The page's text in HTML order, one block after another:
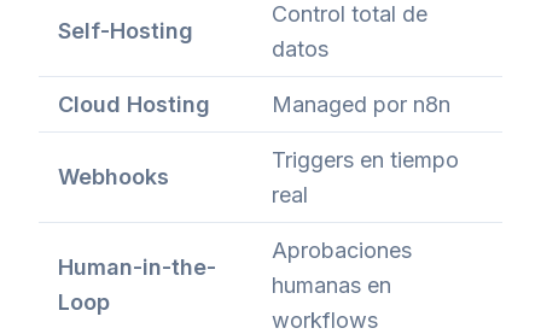
Self-Hosting
Control total de
datos
Cloud Hosting Managed por n8n
Webhooks
Triggers en tiempo
real
Human-in-the-
Loop
Aprobaciones
humanas en
workflows